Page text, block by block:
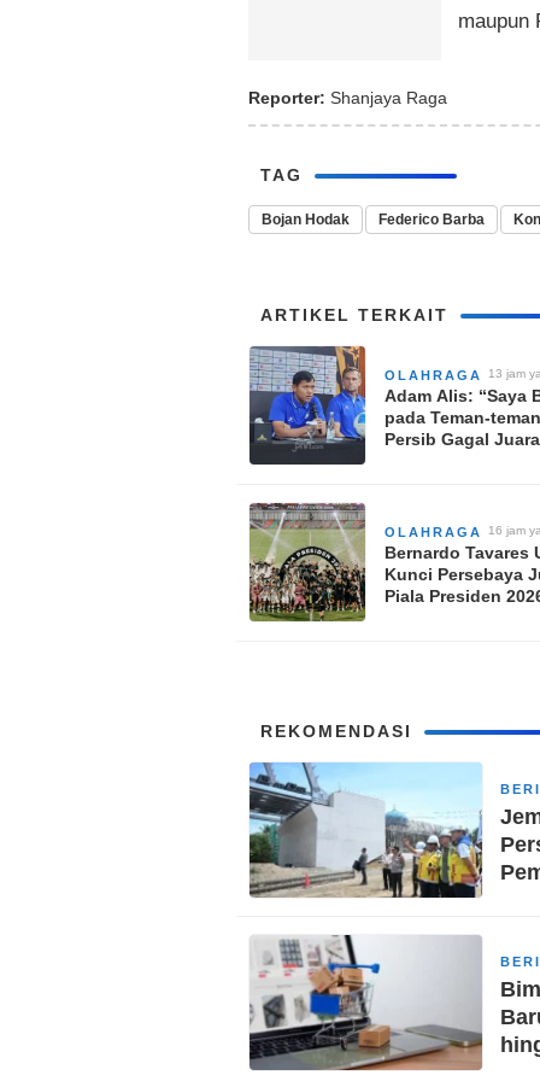
maupun
Reporter: Shanjaya Raga
TAG
Bojan Hodak Federico Barba
ARTIKEL TERKAIT
OLAHRAGA 13 jam
Adam Alis: “Saya
pada Teman-
Persib Gagal
OLAHRAGA 16 jam
Bernardo Tavares
Kunci Persebaya
Piala Presiden
REKOMENDASI